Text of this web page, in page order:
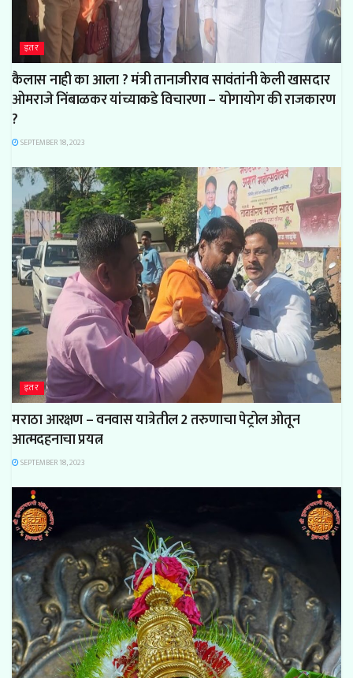
इतर
कैलास नाही का आला ? मंत्री तानाजीराव सावंतांनी केली खासदार
ओमराजे निंबाळकर यांच्याकडे विचारणा – योगायोग की राजकारण
?
SEPTEMBER 18, 2023
इतर
मराठा आरक्षण – वनवास यात्रेतील 2 तरुणाचा पेट्रोल ओतून
आत्मदहनाचा प्रयत्न
SEPTEMBER 18, 2023